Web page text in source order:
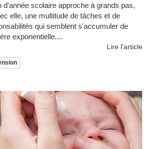
d'année scolaire approche à grands pas,
elle, une multitude de tâches et de
qui semblent s'accumuler de
exponentielle....
Lire l'article